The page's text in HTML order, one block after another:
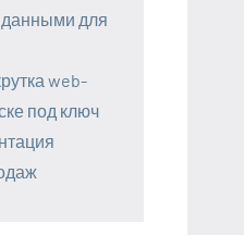
для
web-
под ключ